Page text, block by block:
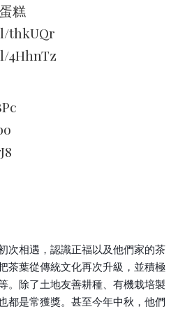
糕
thkUQr
4HhnTz
次相遇，認識正福以及他們家的茶
茶葉從傳統文化再次升級，並積極
。除了土地友善耕種、有機栽培製
都是常獲獎。甚至今年中秋，他們